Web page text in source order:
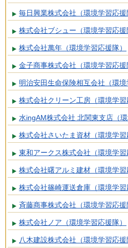
毎日興業株式会社（環境学習応援
株式会社ブシュー（環境学習応援
株式会社萬年（環境学習応援隊）
金子商事株式会社（環境学習応援
明治安田生命保険相互会社（環境
株式会社クリーン工房（環境学習
水ingAM株式会社 北関東支店（環
株式会社さいたま資材（環境学習
東和アークス株式会社（環境学習
株式会社曙アルミ建材（環境学習
株式会社篠崎運送倉庫（環境学習
斉藤商事株式会社（環境学習応援
株式会社ノア（環境学習応援隊）
八木建設株式会社（環境学習応援